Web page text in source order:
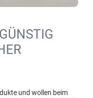
und wollen beim